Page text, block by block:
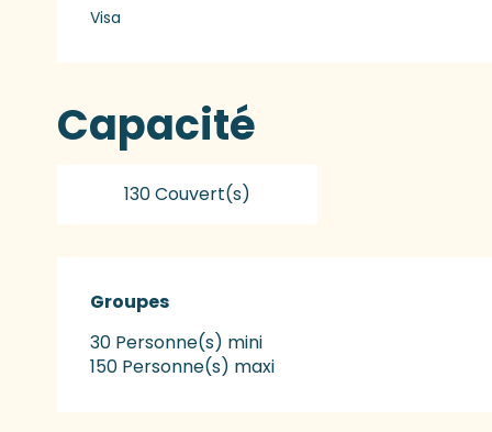
Visa
Capacité
130 Couvert(s)
Groupes
Groupes
30 Personne(s) mini
150 Personne(s) maxi